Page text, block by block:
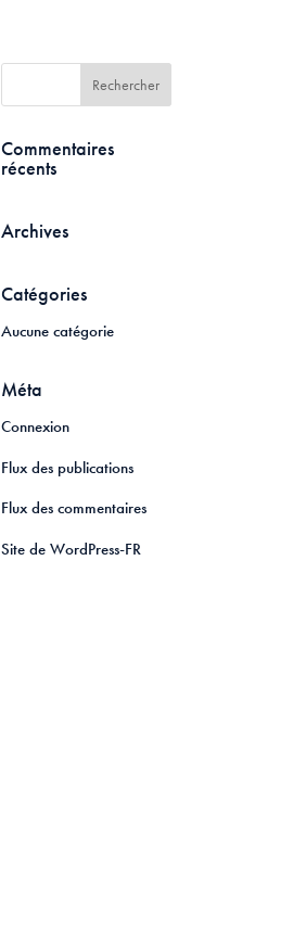
Commentaires
récents
Archives
Catégories
Aucune catégorie
Méta
Connexion
Flux des publications
Flux des commentaires
Site de WordPress-FR